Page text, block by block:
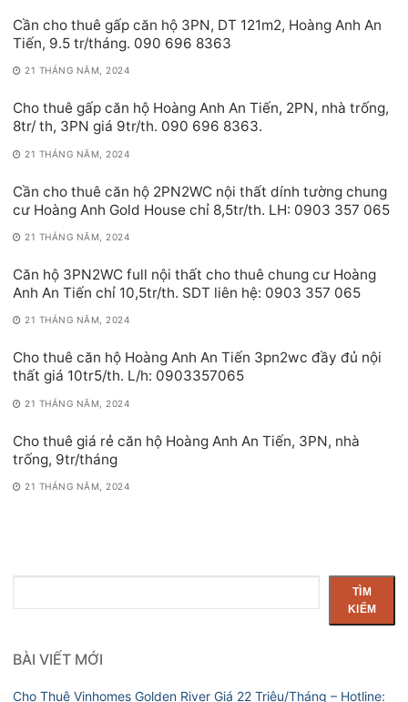
Cần cho thuê gấp căn hộ 3PN, DT 121m2, Hoàng Anh An
Tiến, 9.5 tr/tháng. 090 696 8363
21 THÁNG NĂM, 2024
Cho thuê gấp căn hộ Hoàng Anh An Tiến, 2PN, nhà trống,
8tr/ th, 3PN giá 9tr/th. 090 696 8363.
21 THÁNG NĂM, 2024
Cần cho thuê căn hộ 2PN2WC nội thất dính tường chung
cư Hoàng Anh Gold House chỉ 8,5tr/th. LH: 0903 357 065
21 THÁNG NĂM, 2024
Căn hộ 3PN2WC full nội thất cho thuê chung cư Hoàng
Anh An Tiến chỉ 10,5tr/th. SDT liên hệ: 0903 357 065
21 THÁNG NĂM, 2024
Cho thuê căn hộ Hoàng Anh An Tiến 3pn2wc đầy đủ nội
thất giá 10tr5/th. L/h: 0903357065
21 THÁNG NĂM, 2024
Cho thuê giá rẻ căn hộ Hoàng Anh An Tiến, 3PN, nhà
trống, 9tr/tháng
21 THÁNG NĂM, 2024
kiếm
TÌM
KIẾM
BÀI VIẾT MỚI
Cho Thuê Vinhomes Golden River Giá 22 Triệu/Tháng – Hotline: